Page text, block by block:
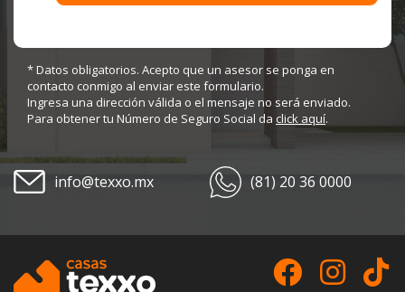
* Datos obligatorios. Acepto que un asesor se ponga en
contacto conmigo al enviar este formulario.
Ingresa una dirección válida o el mensaje no será enviado.
Para obtener tu Número de Seguro Social da click aquí.
info@texxo.mx (81) 20 36 0000